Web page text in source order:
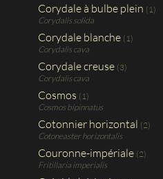
Corydale à bulbe plein (1)
Corydalis solida
Corydale blanche (1)
Corydalis cava
Corydale creuse (3)
Corydalis cava
Cosmos (1)
Cosmos bipinnatus
Cotonnier horizontal (2)
Cotoneaster horizontalis
Couronne-impériale (2)
Fritillaria imperialis